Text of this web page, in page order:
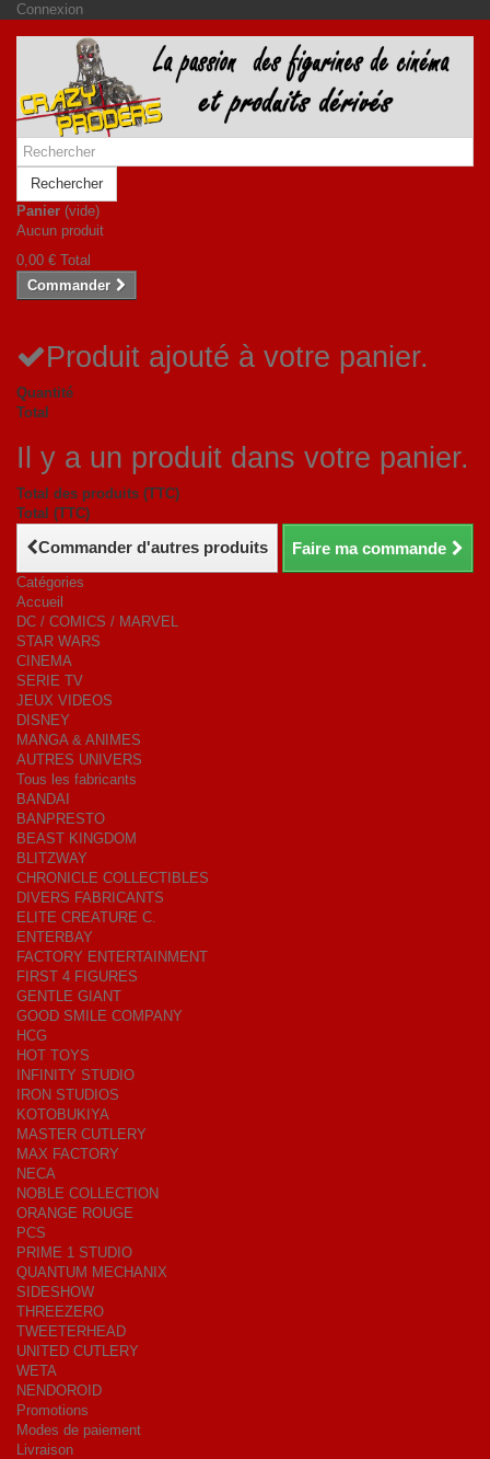
Connexion
Rechercher
Panier (vide)
Aucun produit
0,00 € Total
Commander
Produit ajouté à votre panier.
Quantité
Total
Il y a un produit dans votre panier.
Total des produits (TTC)
Total (TTC)
Commander d'autres produits Faire ma commande
Catégories
Accueil
DC / COMICS / MARVEL
STAR WARS
CINEMA
SERIE TV
JEUX VIDEOS
DISNEY
MANGA & ANIMES
AUTRES UNIVERS
Tous les fabricants
BANDAI
BANPRESTO
BEAST KINGDOM
BLITZWAY
CHRONICLE COLLECTIBLES
DIVERS FABRICANTS
ELITE CREATURE C.
ENTERBAY
FACTORY ENTERTAINMENT
FIRST 4 FIGURES
GENTLE GIANT
GOOD SMILE COMPANY
HCG
HOT TOYS
INFINITY STUDIO
IRON STUDIOS
KOTOBUKIYA
MASTER CUTLERY
MAX FACTORY
NECA
NOBLE COLLECTION
ORANGE ROUGE
PCS
PRIME 1 STUDIO
QUANTUM MECHANIX
SIDESHOW
THREEZERO
TWEETERHEAD
UNITED CUTLERY
WETA
NENDOROID
Promotions
Modes de paiement
Livraison